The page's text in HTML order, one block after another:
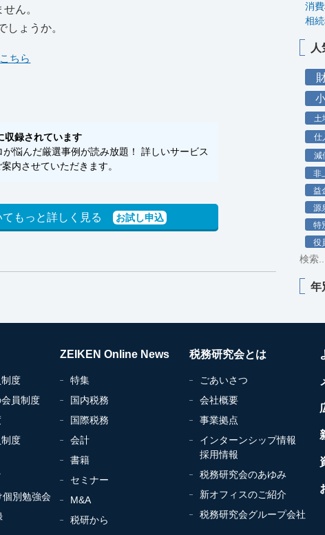
ん。
ょうか。
こちら
収録されています
悩んだ厳選事例が読み放題！ 詳しいサービス
内させていただきます。
もっと詳しく見る お試し申込
消
相
土
仕
減
非
益
源
特
役
年
度
員制度
度
個別勉強会
ZEIKEN Online News
特集
国内税務
国際税務
会計
書籍
セミナー
M&A
税研から
税務研究会とは
ごあいさつ
会社概要
事業拠点
インターンシップ情報
採用情報
税務研究会のあゆみ
新オフィスのご紹介
税務研究会グループ会社